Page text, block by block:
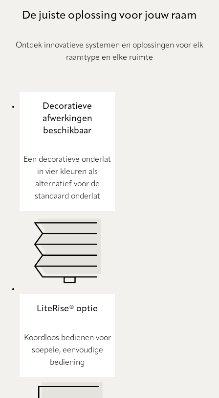
De juiste oplossing voor jouw raam
Ontdek innovatieve systemen en oplossingen voor elk
raamtype en elke ruimte
Decoratieve
afwerkingen
beschikbaar
Een decoratieve onderlat
in vier kleuren als
alternatief voor de
standaard onderlat
LiteRise® optie
Koordloos bedienen voor
soepele, eenvoudige
bediening